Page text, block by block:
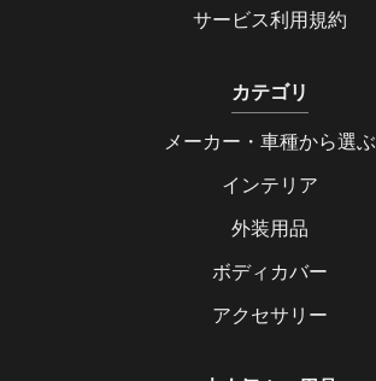
サービス利用規約
カテゴリ
メーカー・車種から選ぶ
インテリア
外装用品
ボディカバー
アクセサリー